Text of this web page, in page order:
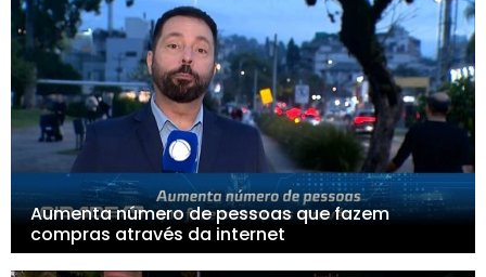
Aumenta número de pessoas que fazem
compras através da internet